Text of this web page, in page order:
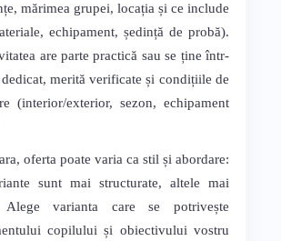
mărimea grupei, locația și ce include
echipament, ședință de probă).
are parte practică sau se ține într-
merită verificate și condițiile de
(interior/exterior, sezon, echipament
oferta poate varia ca stil și abordare:
sunt mai structurate, altele mai
Alege varianta care se potrivește
copilului și obiectivului vostru